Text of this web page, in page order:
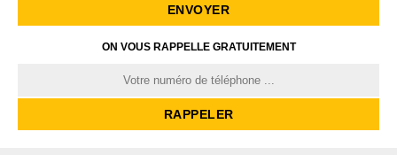
ON VOUS RAPPELLE GRATUITEMENT